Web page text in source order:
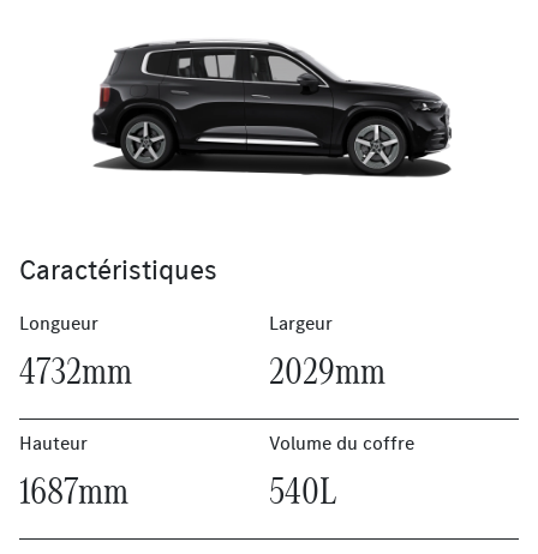
Caractéristiques
Longueur
4732mm
Largeur
2029mm
Hauteur
1687mm
Volume du coffre
540L